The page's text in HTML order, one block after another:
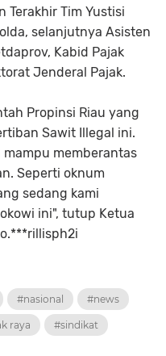
Terakhir Tim Yustisi
selanjutnya Asisten
Kabid Pajak
Jenderal Pajak.
Propinsi Riau yang
Sawit Illegal ini.
mampu memberantas
Seperti oknum
sedang kami
ini", tutup Ketua
#nasional #news
raya #sindikat